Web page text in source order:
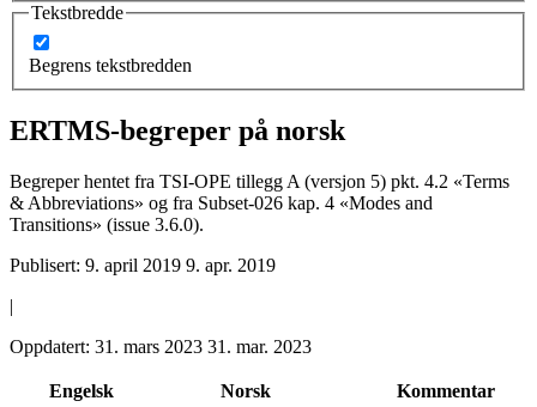
Tekstbredde
Begrens tekstbredden
ERTMS-begreper på norsk
Begreper hentet fra TSI-OPE tillegg A (versjon 5) pkt. 4.2 «Terms
& Abbreviations» og fra Subset-026 kap. 4 «Modes and
Transitions» (issue 3.6.0).
Publisert: 9. april 2019 9. apr. 2019
|
Oppdatert: 31. mars 2023 31. mar. 2023
Engelsk Norsk
Kommentar